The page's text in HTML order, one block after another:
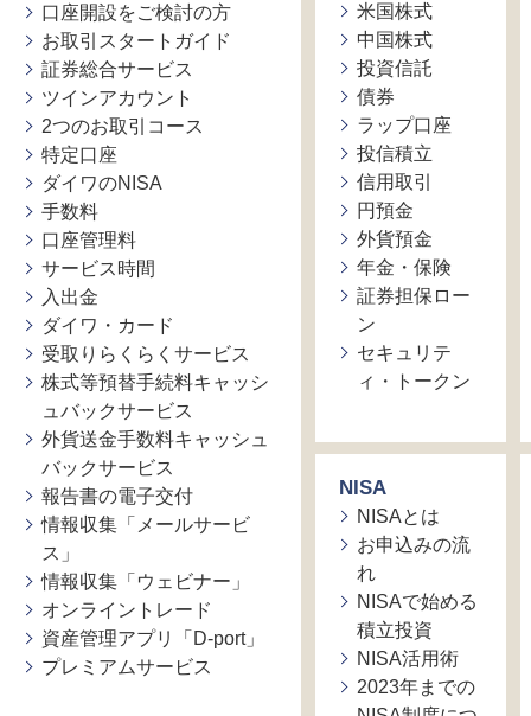
口座開設をご検討の方
お取引スタートガイド
証券総合サービス
ツインアカウント
2つのお取引コース
特定口座
ダイワのNISA
手数料
口座管理料
サービス時間
入出金
ダイワ・カード
受取りらくらくサービス
株式等預替手続料キャッシ
ュバックサービス
外貨送金手数料キャッシュ
バックサービス
報告書の電子交付
情報収集「メールサービ
ス」
情報収集「ウェビナー」
オンライントレード
資産管理アプリ「D-port」
プレミアムサービス
米国株式
中国株式
投資信託
債券
ラップ口座
投信積立
信用取引
円預金
外貨預金
年金・保険
証券担保ロー
ン
セキュリテ
ィ・トークン
NISA
NISAとは
お申込みの流
れ
NISAで始める
積立投資
NISA活用術
2023年までの